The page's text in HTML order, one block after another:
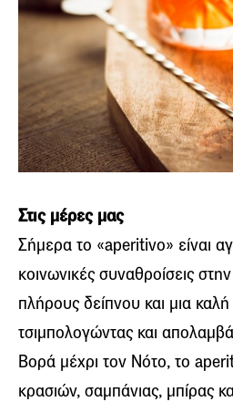
Στις μέρες μας
Σήμερα το «aperitivo» είναι
κοινωνικές συναθροίσεις
πλήρους δείπνου και μια
τσιμπολογώντας και
Βορά μέχρι τον Νότο, το
κρασιών, σαμπάνιας, μπίρας